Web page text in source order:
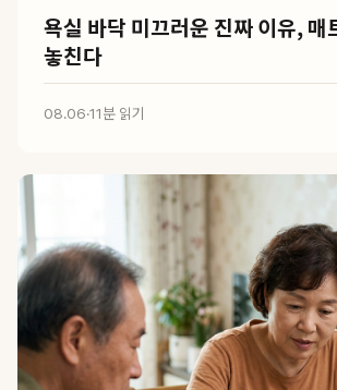
욕실 바닥 미끄러운 진짜 이유, 매
놓친다
08.06·11분 읽기